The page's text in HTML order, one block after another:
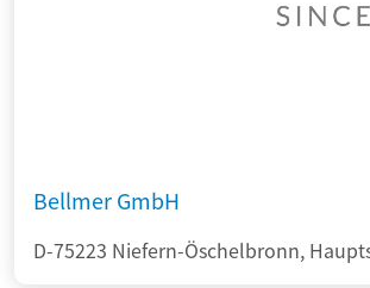
Bellmer GmbH
D-75223 Niefern-Öschelbronn,